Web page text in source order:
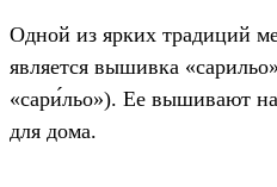
Одной из ярких традиций
является вышивка
«сари́льо»). Ее вышивают
для дома.